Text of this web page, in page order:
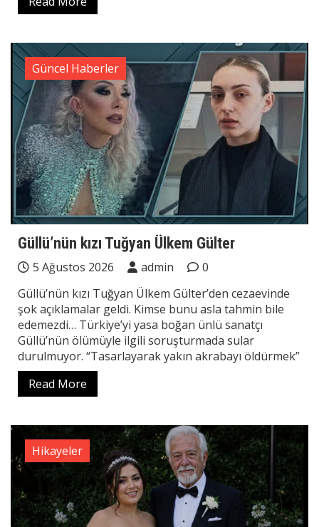
Güncel Haberler
Güllü’nün kızı Tuğyan Ülkem Gülter
5 Ağustos 2026 admin
0
Güllü’nün kızı Tuğyan Ülkem Gülter’den cezaevinde
şok açıklamalar geldi. Kimse bunu asla tahmin bile
edemezdi… Türkiye’yi yasa boğan ünlü sanatçı
Güllü’nün ölümüyle ilgili soruşturmada sular
durulmuyor. “Tasarlayarak yakın akrabayı öldürmek”
Read More
Hikayeler